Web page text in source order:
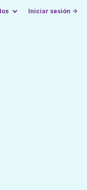
Iniciar sesión →